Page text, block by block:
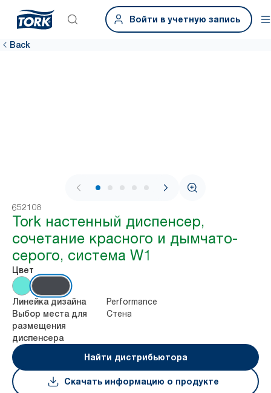
Войти в учетную запись
Back
1 / 7
652108
Tork настенный диспенсер,
сочетание красного и дымчато-
серого, система W1
Цвет
Линейка дизайна Performance
Выбор места для
размещения
диспенсера
Стена
Найти дистрибьютора
Скачать информацию о продукте